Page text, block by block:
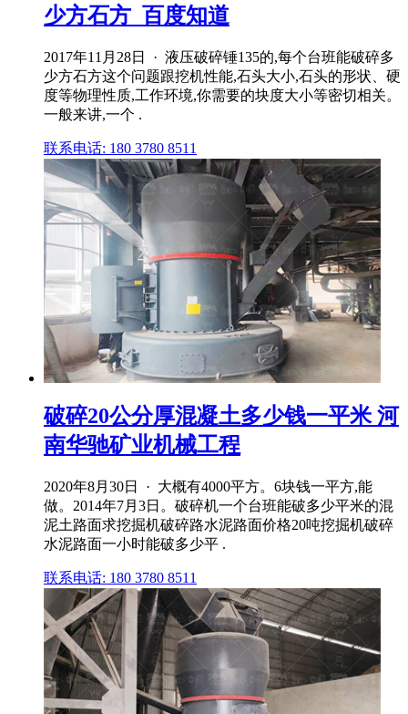
少方石方_百度知道
2017年11月28日 · 液压破碎锤135的,每个台班能破碎多
少方石方这个问题跟挖机性能,石头大小,石头的形状、硬
度等物理性质,工作环境,你需要的块度大小等密切相关。
一般来讲,一个 .
联系电话: 180 3780 8511
破碎20公分厚混凝土多少钱一平米 河
南华驰矿业机械工程
2020年8月30日 · 大概有4000平方。6块钱一平方,能
做。2014年7月3日。破碎机一个台班能破多少平米的混
泥土路面求挖掘机破碎路水泥路面价格20吨挖掘机破碎
水泥路面一小时能破多少平 .
联系电话: 180 3780 8511